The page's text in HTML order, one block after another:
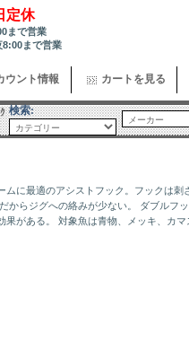
定休
まで営業
まで営業
ウント情報 カートを見る
検索:
ムに最適のアシストフック。フックは刺
からジグへの絡みが少ない。 ダブルフ
果がある。 対象魚は青物、メッキ、カマ